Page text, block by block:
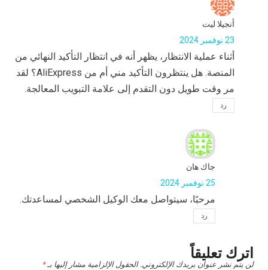
أنجيلا ليت
23 نوفمبر 2024
أثناء عملية الانتظار، يظهر أنه في انتظار التأكيد النهائي من
المنصة. هل ينتظرون التأكيد مني أم من AliExpress؟ لقد
مر وقت طويل دون التقدم إلى علامة التبويب المعالجة.
رد
جاك هان
25 نوفمبر 2024
مرحبًا، سيتواصل معك الوكيل الشخصي لمساعدتك.
رد
اترك تعليقاً
لن يتم نشر عنوان بريدك الإلكتروني. الحقول الإلزامية مشار إليها بـ*